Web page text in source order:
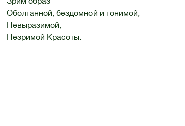
Оболганной, бездомной и гонимой,
Невыразимой,
Незримой Красоты.